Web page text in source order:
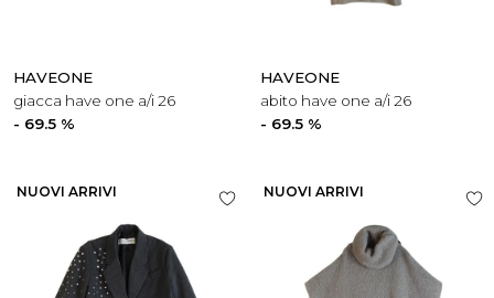
HAVEONE
giacca have one a/i 26
- 69.5 %
HAVEONE
abito have one a/i 26
- 69.5 %
NUOVI ARRIVI NUOVI ARRIVI